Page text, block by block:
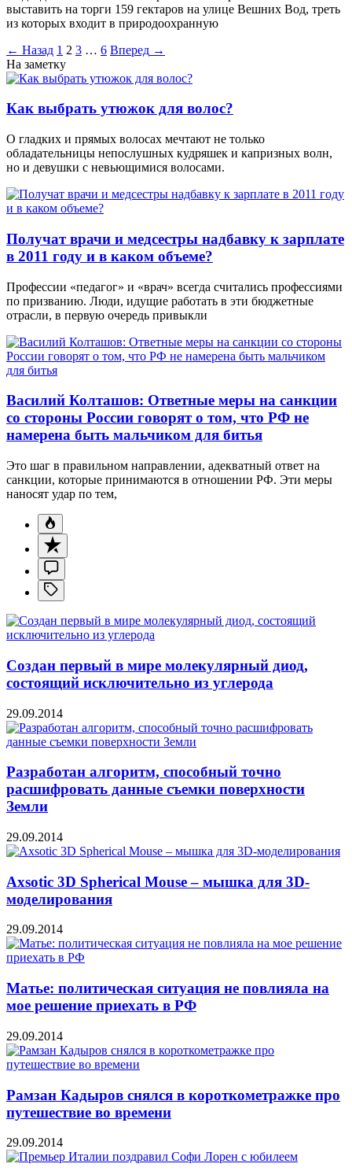
выставить на торги 159 гектаров на улице Вешних Вод, треть
из которых входит в природоохранную
Пагинация
записей
← Назад 1 2 3 … 6 Вперед →
На заметку
Как выбрать утюжок для волос?
О гладких и прямых волосах мечтают не только
обладательницы непослушных кудряшек и капризных волн,
но и девушки с невьющимися волосами.
Получат врачи и медсестры надбавку к зарплате
в 2011 году и в каком объеме?
Профессии «педагог» и «врач» всегда считались профессиями
по призванию. Люди, идущие работать в эти бюджетные
отрасли, в первую очередь привыкли
Василий Колташов: Ответные меры на санкции
со стороны России говорят о том, что РФ не
намерена быть мальчиком для битья
Это шаг в правильном направлении, адекватный ответ на
санкции, которые принимаются в отношении РФ. Эти меры
наносят удар по тем,
Создан первый в мире молекулярный диод,
состоящий исключительно из углерода
29.09.2014
Разработан алгоритм, способный точно
расшифровать данные съемки поверхности
Земли
29.09.2014
Axsotic 3D Spherical Mouse – мышка для 3D-
моделирования
29.09.2014
Матье: политическая ситуация не повлияла на
мое решение приехать в РФ
29.09.2014
Рамзан Кадыров снялся в короткометражке про
путешествие во времени
29.09.2014